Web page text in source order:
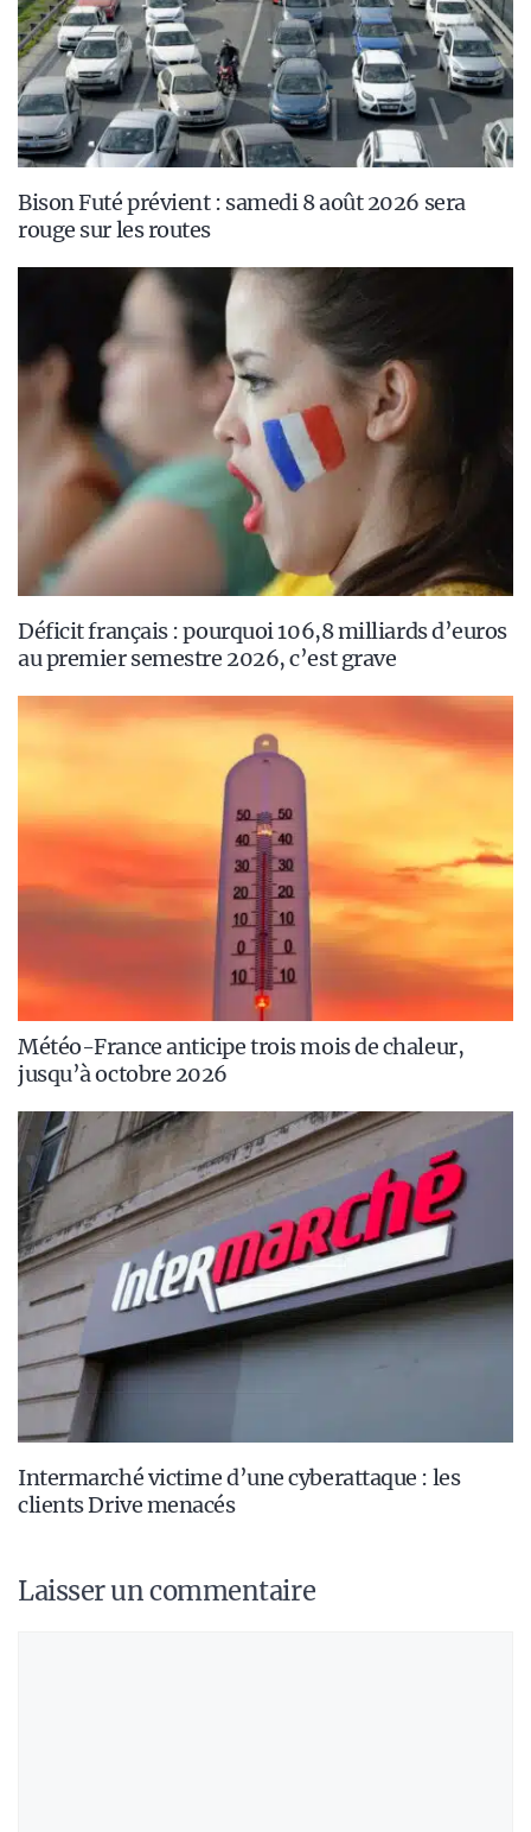
Bison Futé prévient : samedi 8 août 2026 sera
rouge sur les routes
Déficit français : pourquoi 106,8 milliards d’euros
au premier semestre 2026, c’est grave
Météo-France anticipe trois mois de chaleur,
jusqu’à octobre 2026
Intermarché victime d’une cyberattaque : les
clients Drive menacés
Laisser un commentaire